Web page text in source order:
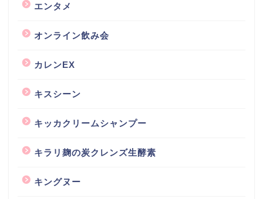
エンタメ
オンライン飲み会
カレンEX
キスシーン
キッカクリームシャンプー
キラリ麹の炭クレンズ生酵素
キングヌー